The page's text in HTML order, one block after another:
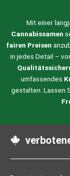
Mit einer
Cannabissamen
fairen Preisen
in jedes Detail –
umfassendes
gestalten. Lassen